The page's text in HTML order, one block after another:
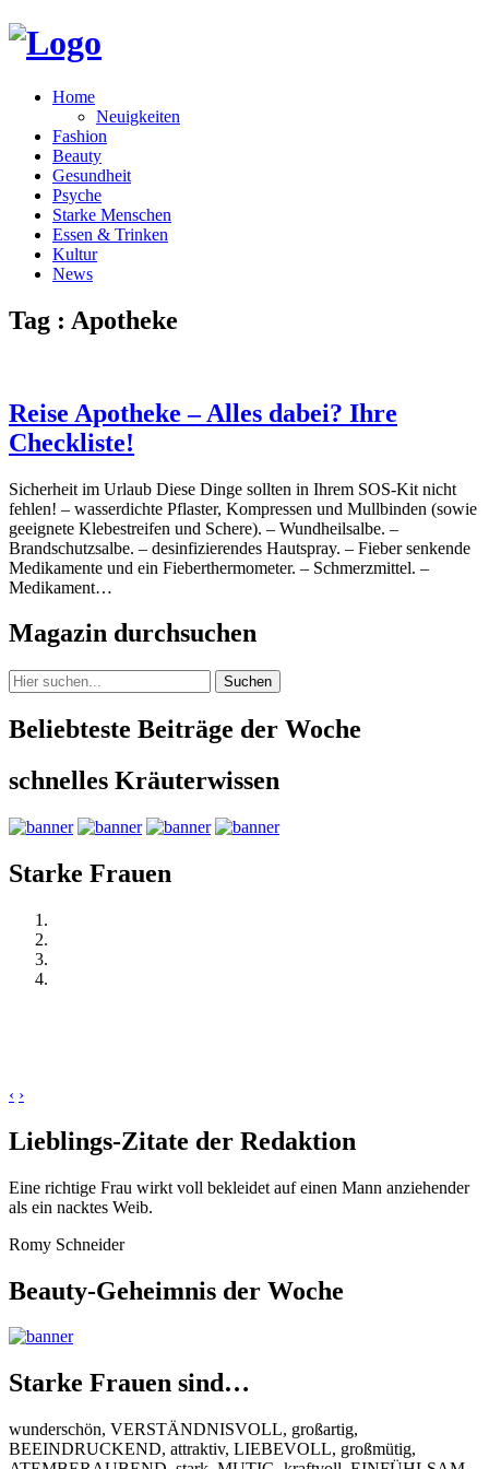
Home
Neuigkeiten
Fashion
Beauty
Gesundheit
Psyche
Starke Menschen
Essen & Trinken
Kultur
News
Tag : Apotheke
Reise Apotheke – Alles dabei? Ihre
Checkliste!
Sicherheit im Urlaub Diese Dinge sollten in Ihrem SOS-Kit nicht
fehlen! – wasserdichte Pflaster, Kompressen und Mullbinden (sowie
geeignete Klebestreifen und Schere). – Wundheilsalbe. –
Brandschutzsalbe. – desinfizierendes Hautspray. – Fieber senkende
Medikamente und ein Fieberthermometer. – Schmerzmittel. –
Medikament…
Magazin durchsuchen
Suchen
Beliebteste Beiträge der Woche
schnelles Kräuterwissen
Starke Frauen
‹ ›
Lieblings-Zitate der Redaktion
Eine richtige Frau wirkt voll bekleidet auf einen Mann anziehender
als ein nacktes Weib.
Romy Schneider
Beauty-Geheimnis der Woche
Starke Frauen sind…
wunderschön, VERSTÄNDNISVOLL, großartig,
BEEINDRUCKEND, attraktiv, LIEBEVOLL, großmütig,